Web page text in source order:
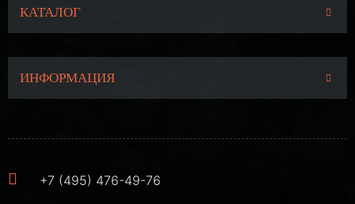
КАТАЛОГ
ИНФОРМАЦИЯ
+7 (495) 476-49-76